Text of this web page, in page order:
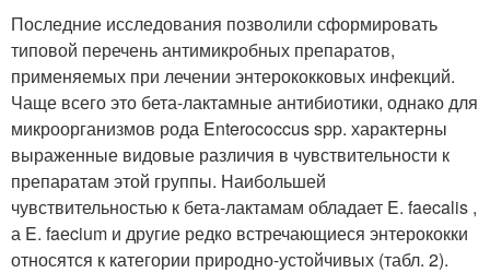
Последние исследования позволили сформировать
типовой перечень антимикробных препаратов,
применяемых при лечении энтерококковых инфекций.
Чаще всего это бета-лактамные антибиотики, однако для
микроорганизмов рода Enterococcus spp. характерны
выраженные видовые различия в чувствительности к
препаратам этой группы. Наибольшей
чувствительностью к бета-лактамам обладает E. faecalis ,
а E. faеcium и другие редко встречающиеся энтерококки
относятся к категории природно-устойчивых (табл. 2).